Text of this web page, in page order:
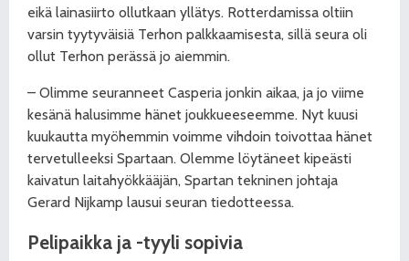
eikä lainasiirto ollutkaan yllätys. Rotterdamissa oltiin
varsin tyytyväisiä Terhon palkkaamisesta, sillä seura oli
ollut Terhon perässä jo aiemmin.
– Olimme seuranneet Casperia jonkin aikaa, ja jo viime
kesänä halusimme hänet joukkueeseemme. Nyt kuusi
kuukautta myöhemmin voimme vihdoin toivottaa hänet
tervetulleeksi Spartaan. Olemme löytäneet kipeästi
kaivatun laitahyökkääjän, Spartan tekninen johtaja
Gerard Nijkamp lausui seuran tiedotteessa.
Pelipaikka ja -tyyli sopivia